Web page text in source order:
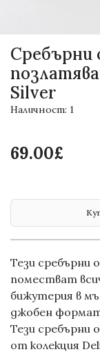
Сребърни
Silver
Наличност: 1
69.00£
Тези сребърни
поместват
бижутерия в
джобен
Тези сребърни
от колекция